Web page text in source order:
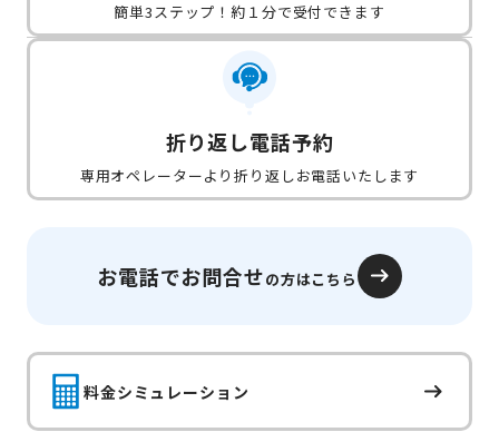
簡単3ステップ！約１分で受付できます
折り返し電話予約
専用オペレーターより折り返しお電話いたします
お電話でお問合せの方はこちら
料金シミュレーション